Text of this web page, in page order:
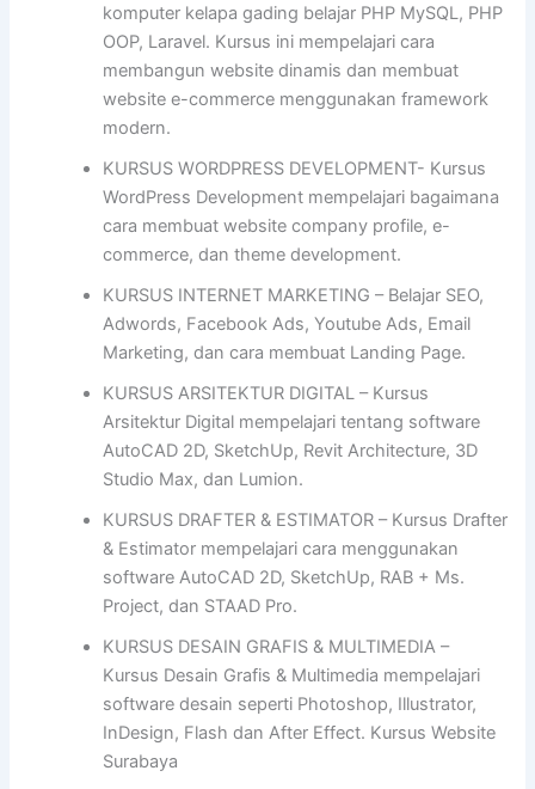
komputer kelapa gading belajar PHP MySQL, PHP
OOP, Laravel. Kursus ini mempelajari cara
membangun website dinamis dan membuat
website e-commerce menggunakan framework
modern.
KURSUS WORDPRESS DEVELOPMENT- Kursus
WordPress Development mempelajari bagaimana
cara membuat website company profile, e-
commerce, dan theme development.
KURSUS INTERNET MARKETING – Belajar SEO,
Adwords, Facebook Ads, Youtube Ads, Email
Marketing, dan cara membuat Landing Page.
KURSUS ARSITEKTUR DIGITAL – Kursus
Arsitektur Digital mempelajari tentang software
AutoCAD 2D, SketchUp, Revit Architecture, 3D
Studio Max, dan Lumion.
KURSUS DRAFTER & ESTIMATOR – Kursus Drafter
& Estimator mempelajari cara menggunakan
software AutoCAD 2D, SketchUp, RAB + Ms.
Project, dan STAAD Pro.
KURSUS DESAIN GRAFIS & MULTIMEDIA –
Kursus Desain Grafis & Multimedia mempelajari
software desain seperti Photoshop, Illustrator,
InDesign, Flash dan After Effect. Kursus Website
Surabaya